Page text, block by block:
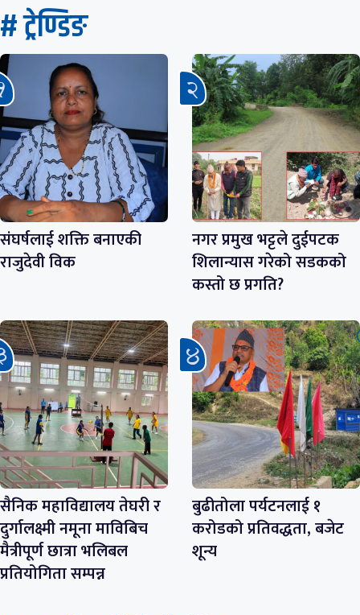
# ट्रेण्डिङ
संघर्षलाई शक्ति बनाएकी
राजुदेवी विक
नगर प्रमुख भट्टले दुईपटक
शिलान्यास गरेको सडकको
कस्तो छ प्रगति?
सैनिक महाविद्यालय तेघरी र
दुर्गालक्ष्मी नमूना माविबिच
मैत्रीपूर्ण छात्रा भलिबल
प्रतियोगिता सम्पन्न
बुढीतोला पर्यटनलाई १
करोडको प्रतिवद्धता, बजेट
शून्य